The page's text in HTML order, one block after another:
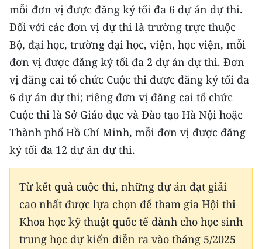
mỗi đơn vị được đăng ký tối đa 6 dự án dự thi.
Đối với các đơn vị dự thi là trường trực thuộc
Bộ, đại học, trường đại học, viện, học viện, mỗi
đơn vị được đăng ký tối đa 2 dự án dự thi. Đơn
vị đăng cai tổ chức Cuộc thi được đăng ký tối đa
6 dự án dự thi; riêng đơn vị đăng cai tổ chức
Cuộc thi là Sở Giáo dục và Đào tạo Hà Nội hoặc
Thành phố Hồ Chí Minh, mỗi đơn vị được đăng
ký tối đa 12 dự án dự thi.
Từ kết quả cuộc thi, những dự án đạt giải
cao nhất được lựa chọn để tham gia Hội thi
Khoa học kỹ thuật quốc tế dành cho học sinh
trung học dự kiến diễn ra vào tháng 5/2025